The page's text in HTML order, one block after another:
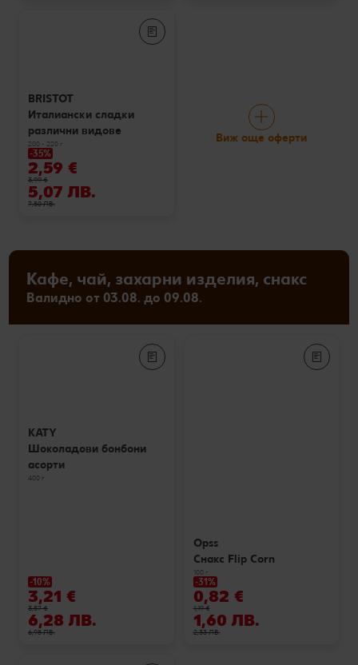
BRISTOT
Италиански сладки
различни видове
200 - 220 г
-35%
2,59 €
3,99 €
5,07 ЛВ.
7,80 ЛВ.
Виж още оферти
Кафе, чай, захарни изделия, снакс
Валидно от 03.08. до 09.08.
KATY
Шоколадови бонбони
асорти
400 г
-10%
3,21 €
3,57 €
6,28 ЛВ.
6,98 ЛВ.
Opss
Снакс Flip Corn
100 г
-31%
0,82 €
1,19 €
1,60 ЛВ.
2,33 ЛВ.